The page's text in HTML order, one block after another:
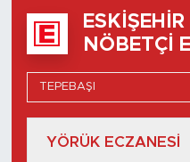
NÖBETÇI
YÖRÜK ECZANESİ